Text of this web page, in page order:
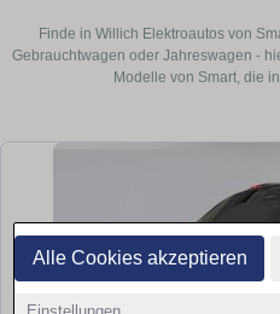
Alle Cookies akzeptieren
Finde in Willich Elektroautos von
Gebrauchtwagen oder Jahreswagen -
Modelle von Smart, die